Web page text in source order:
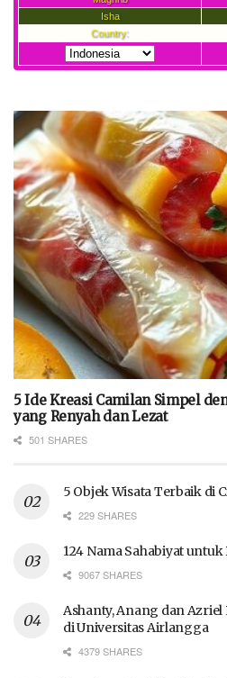
5 Ide Kreasi Camilan Simpel
yang Renyah dan Lezat
501 SHARES
5 Objek Wisata Terbaik di
229 SHARES
124 Nama Sahabiyat
9067 SHARES
Ashanty, Anang dan Azriel
di Universitas Airlangga
4379 SHARES